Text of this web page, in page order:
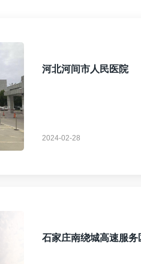
河北河间市人民医院
2024-02-28
石家庄南绕城高速服务